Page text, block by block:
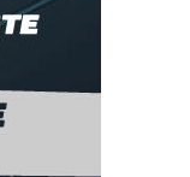
DESTAQUE
LINDA
desfile da